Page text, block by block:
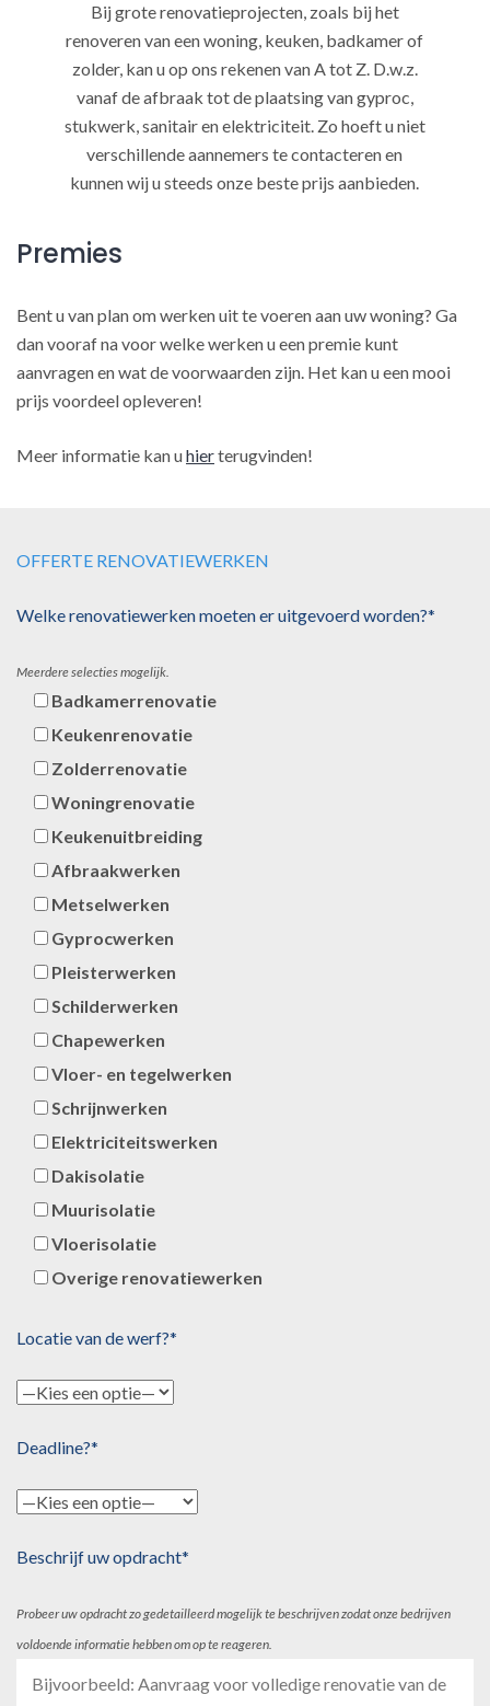
Bij grote renovatieprojecten, zoals bij het
renoveren van een woning, keuken, badkamer of
zolder, kan u op ons rekenen van A tot Z. D.w.z.
vanaf de afbraak tot de plaatsing van gyproc,
stukwerk, sanitair en elektriciteit. Zo hoeft u niet
verschillende aannemers te contacteren en
kunnen wij u steeds onze beste prijs aanbieden.
Premies
Bent u van plan om werken uit te voeren aan uw woning? Ga
dan vooraf na voor welke werken u een premie kunt
aanvragen en wat de voorwaarden zijn. Het kan u een mooi
prijs voordeel opleveren!
Meer informatie kan uhierterugvinden!
OFFERTE RENOVATIEWERKEN
Welke renovatiewerken moeten er uitgevoerd worden?*
Meerdere selecties mogelijk.
Badkamerrenovatie
Keukenrenovatie
Zolderrenovatie
Woningrenovatie
Keukenuitbreiding
Afbraakwerken
Metselwerken
Gyprocwerken
Pleisterwerken
Schilderwerken
Chapewerken
Vloer- en tegelwerken
Schrijnwerken
Elektriciteitswerken
Dakisolatie
Muurisolatie
Vloerisolatie
Overige renovatiewerken
Locatie van de werf?*
Deadline?*
Beschrijf uw opdracht*
Probeer uw opdracht zo gedetailleerd mogelijk te beschrijven zodat onze bedrijven
voldoende informatie hebben om op te reageren.